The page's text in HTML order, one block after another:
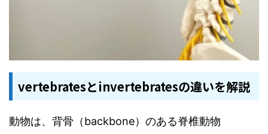
vertebratesとinvertebratesの違いを解説
動物は、背骨（backbone）のある脊椎動物